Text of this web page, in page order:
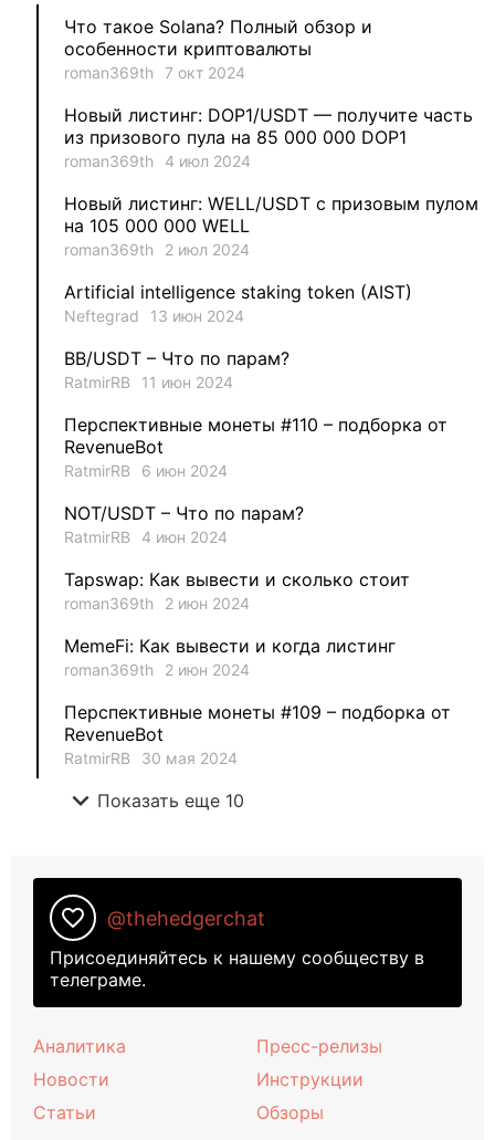
Evgeniy 3
aleksandr-es 2
Jevick 1
MysticalEnergyNFT 1
DecimalChain 1
Ksenia 1
METAMINECRAFT
Kate_AAX 1
Что такое Solana? Полный обзор и
особенности криптовалюты
roman369th 7 окт 2024
Новый листинг: DOP1/USDT — получите часть
из призового пула на 85 000 000 DOP1
roman369th 4 июл 2024
Новый листинг: WELL/USDT с призовым пулом
на 105 000 000 WELL
roman369th 2 июл 2024
Artificial intelligence staking token (AIST)
Neftegrad 13 июн 2024
BB/USDT – Что по парам?
RatmirRB 11 июн 2024
Перспективные монеты #110 – подборка от
RevenueBot
RatmirRB 6 июн 2024
NOT/USDT – Что по парам?
RatmirRB 4 июн 2024
Tapswap: Как вывести и сколько стоит
roman369th 2 июн 2024
MemeFi: Как вывести и когда листинг
roman369th 2 июн 2024
Перспективные монеты #109 – подборка от
RevenueBot
RatmirRB 30 мая 2024
expand_more Показать еще 10
favorite_border @thehedgerchat
Присоединяйтесь к нашему сообществу в
телеграме.
Аналитика
Новости
Статьи
Пресс-релизы
Инструкции
Обзоры